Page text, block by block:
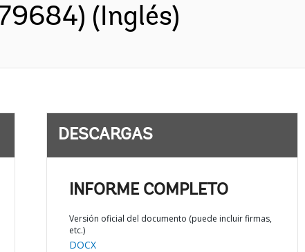
(Inglés)
DESCARGAS
INFORME COMPLETO
Versión oficial del documento (puede incluir firmas,
etc.)
DOCX